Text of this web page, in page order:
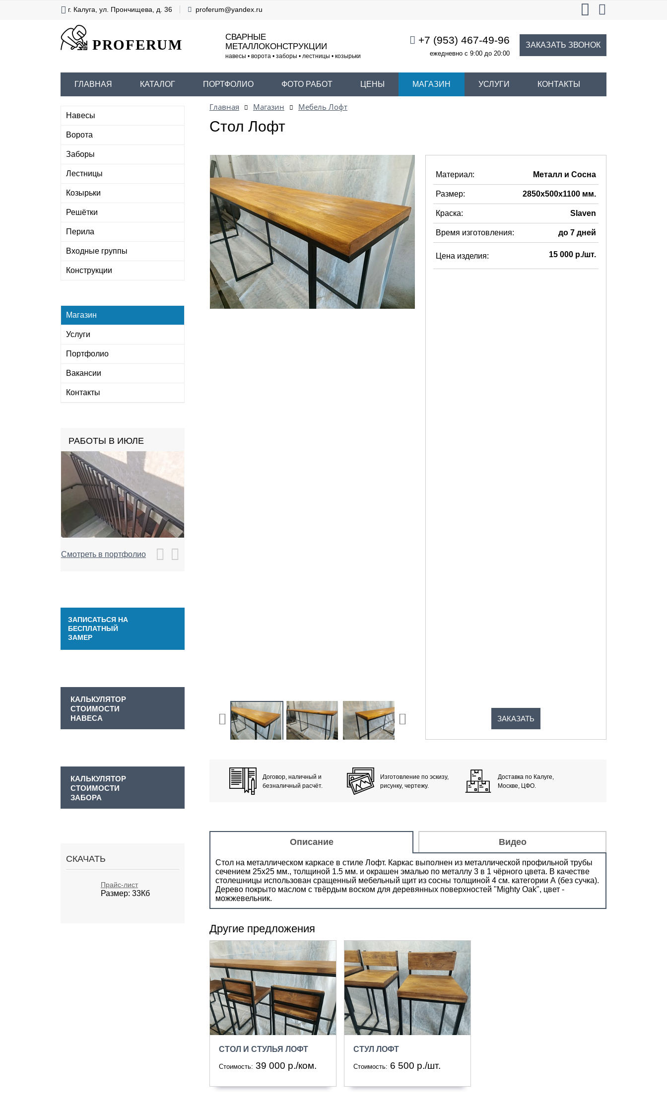
г. Калуга, ул. Прончищева, д. 36 proferum@yandex.ru
PROFERUM
СВАРНЫЕ
МЕТАЛЛОКОНСТРУКЦИИ
навесы • ворота • заборы • лестницы • козырьки
+7 (953) 467-49-96
ежедневно с 9:00 до 20:00
ЗАКАЗАТЬ ЗВОНОК
ГЛАВНАЯ КАТАЛОГ ПОРТФОЛИО ФОТО РАБОТ ЦЕНЫ МАГАЗИН УСЛУГИ КОНТАКТЫ
Навесы
Ворота
Заборы
Лестницы
Козырьки
Решётки
Перила
Входные группы
Конструкции
Магазин
Услуги
Портфолио
Вакансии
Контакты
РАБОТЫ В ИЮЛЕ
Смотреть в портфолио
ЗАПИСАТЬСЯ НА
БЕСПЛАТНЫЙ
ЗАМЕР
КАЛЬКУЛЯТОР
СТОИМОСТИ
НАВЕСА
КАЛЬКУЛЯТОР
СТОИМОСТИ
ЗАБОРА
СКАЧАТЬ
Прайс-лист
Размер: 33Кб
Главная Магазин Мебель Лофт
Стол Лофт
Материал: Металл и Сосна
Размер: 2850х500х1100 мм.
Краска: Slaven
Время изготовления: до 7 дней
Цена изделия: 15 000 р./шт.
ЗАКАЗАТЬ
Договор, наличный и
безналичный расчёт.
Изготовление по эскизу,
рисунку, чертежу.
Доставка по Калуге,
Москве, ЦФО.
Описание Видео
Стол на металлическом каркасе в стиле Лофт. Каркас выполнен из металлической профильной трубы
сечением 25х25 мм., толщиной 1.5 мм. и окрашен эмалью по металлу 3 в 1 чёрного цвета. В качестве
столешницы использован сращенный мебельный щит из сосны толщиной 4 см. категории А (без сучка).
Дерево покрыто маслом с твёрдым воском для деревянных поверхностей "Mighty Oak", цвет -
можжевельник.
Другие предложения
СТОЛ И СТУЛЬЯ ЛОФТ
Стоимость: 39 000 р./ком.
СТУЛ ЛОФТ
Стоимость: 6 500 р./шт.